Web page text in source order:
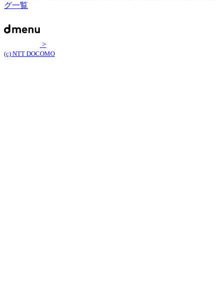
グ一覧
>
(c) NTT DOCOMO